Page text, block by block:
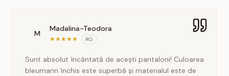
M
Madalina-Teodora
★★★★★ RO
Sunt absolut încântată de acești pantaloni! Culoarea
bleumarin închis este superbă și materialul este de